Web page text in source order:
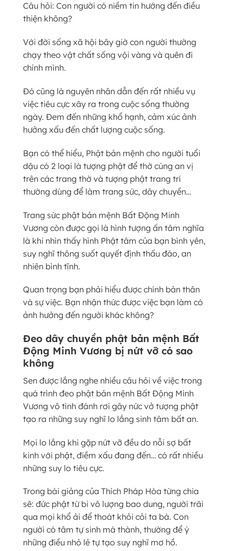
Câu hỏi: Con người có niềm tin hướng đến điều
thiện không?
Với đời sống xã hội bây giờ con người thường
chạy theo vật chất sống vội vàng và quên đi
chính mình.
Đó cũng là nguyên nhân dẫn đến rất nhiều vụ
việc tiêu cực xãy ra trong cuộc sống thường
ngày. Đem đến những khổ hạnh, cảm xúc ảnh
hưởng xấu đến chất lượng cuộc sống.
Bạn có thể hiểu, Phật bản mệnh cho người tuổi
dậu có 2 loại là tượng phật để thờ cúng an vị
trên các trang thờ và tượng phật trang trí
thường dùng để làm trang sức, dây chuyền…
Trang sức phật bản mệnh Bất Động Minh
Vương còn được gọi là hình tượng ấn tâm nghĩa
là khi nhìn thấy hình Phật tâm của bạn bình yên,
suy nghĩ thông suốt quyết định thấu đáo, an
nhiên bình tĩnh.
Quan trọng bạn phải hiểu được chính bản thân
và sự việc. Bạn nhận thức được việc bạn làm có
ảnh hưởng đến người khác không?
Đeo dây chuyền phật bản mệnh Bất
Động Minh Vương bị nứt vỡ có sao
không
Sen được lắng nghe nhiều câu hỏi về việc trong
quá trình đeo phật bản mệnh Bất Động Minh
Vương vô tình đánh rơi gây nức vở tượng phật
tạo ra những suy nghĩ lo lắng sinh tâm bất an.
Mọi lo lắng khi gặp nứt vỡ đều do nỗi sợ bất
kinh với phật, điềm xấu đang đến… có rất nhiều
những suy lo tiêu cực.
Trong bài giảng của Thích Pháp Hòa từng chia
sẽ: đức phật từ bi vô lượng bao dung, người trãi
qua mọi khổ ải để thoát khỏi cỏi ta bà. Con
người có tâm tự sinh mà thành, thường để ý
những điều nhỏ lẻ tự tạo suy nghĩ mơ hồ.